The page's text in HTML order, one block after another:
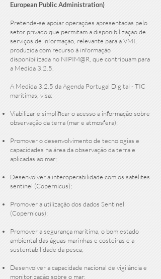
European Public Administration)
Pretende-se apoiar operações apresentadas pelo
setor privado que permitam a disponibilização de
serviços de informação, relevante para a VMI,
produzida com recurso à informação
disponibilizada no NIPIM@R, que contribuam para
a Medida 3.2.5.
A Medida 3.2.5 da Agenda Portugal Digital - TIC
marítimas, visa:
Viabilizar e simplificar o acesso a informação sobre
observação da terra (mar e atmosfera);
Promover o desenvolvimento de tecnologias e
capacidades na área da observação da terra e
aplicadas ao mar;
Desenvolver a interoperabilidade com os satélites
sentinel (Copernicus);
Promover a utilização dos dados Sentinel
(Copernicus);
Promover a segurança marítima, o bom estado
ambiental das águas marinhas e costeiras e a
sustentabilidade da pesca;
Desenvolver a capacidade nacional de vigilância e
monitorização sobre o mar;